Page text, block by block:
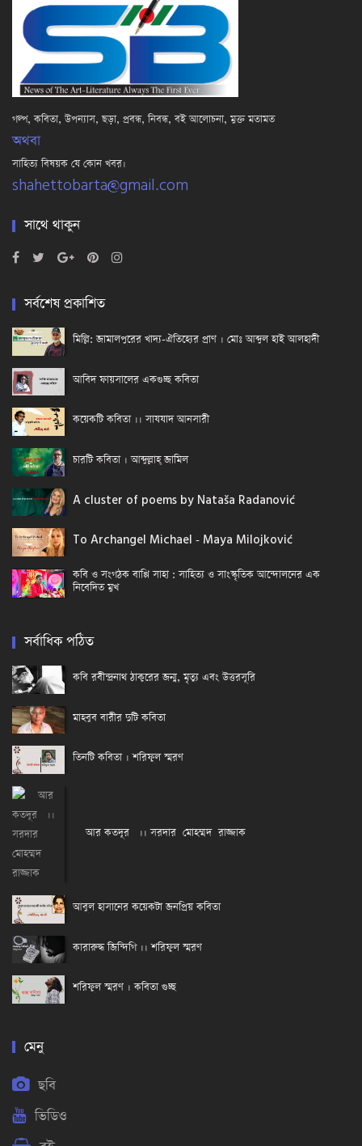
গল্প, কবিতা, উপন্যাস, ছড়া, প্রবন্ধ, নিবন্ধ, বই আলোচনা, মুক্ত মতামত
অথবা
সাহিত্য বিষয়ক যে কোন খবর।
shahettobarta@gmail.com
সাথে থাকুন
সর্বশেষ প্রকাশিত
মিল্লি: জামালপুরের খাদ্য-ঐতিহ্যের প্রাণ । মোঃ আব্দুল হাই আলহাদী
আবিদ ফায়সালের একগুচ্ছ কবিতা
কয়েকটি কবিতা ।। সাযযাদ আনসারী
চারটি কবিতা । আব্দুল্লাহ্ জামিল
A cluster of poems by Nataša Radanović
To Archangel Michael - Maya Milojković
কবি ও সংগঠক বাপ্পি সাহা : সাহিত্য ও সাংস্কৃতিক আন্দোলনের এক
নিবেদিত মুখ
সর্বাধিক পঠিত
কবি রবীন্দ্রনাথ ঠাকুরের জন্ম, মৃত্যু এবং উত্তরসূরি
মাহবুব বারীর দুটি কবিতা
তিনটি কবিতা । শরিফুল স্মরণ
আর কতদূর ।। সরদার মোহম্মদ রাজ্জাক
আবুল হাসানের কয়েকটা জনপ্রিয় কবিতা
কারারুদ্ধ জিন্দিগি ।। শরিফুল স্মরণ
শরিফুল স্মরণ । কবিতা গুচ্ছ
মেনু
ছবি
ভিডিও